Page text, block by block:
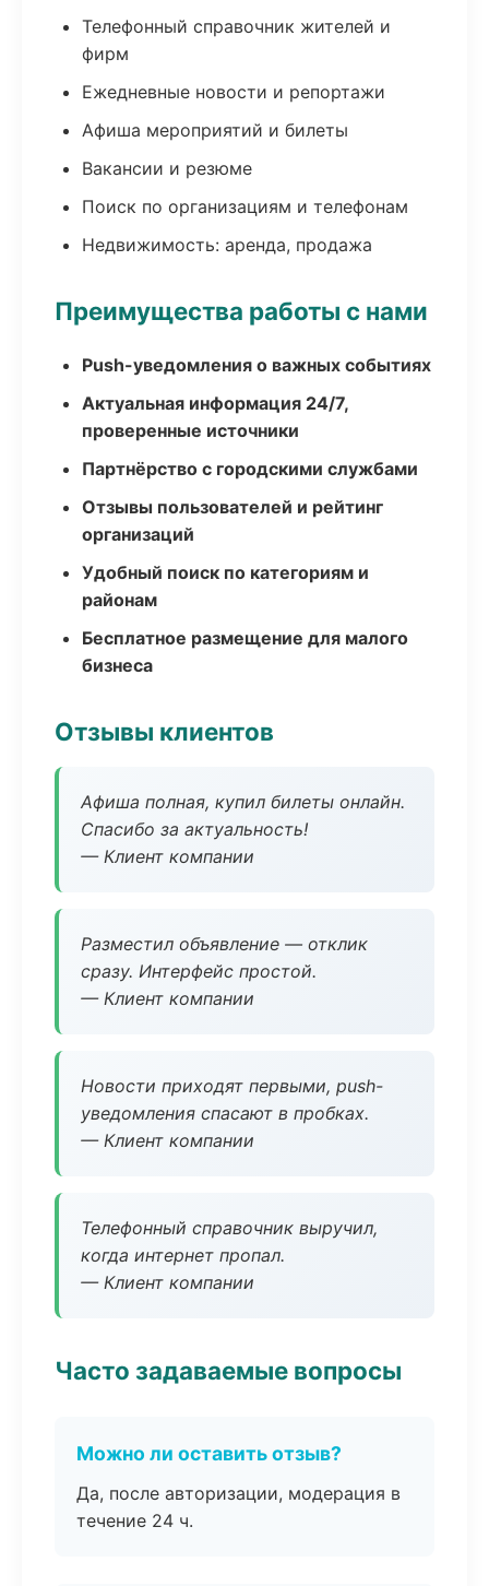
Телефонный справочник жителей и
фирм
Ежедневные новости и репортажи
Афиша мероприятий и билеты
Вакансии и резюме
Поиск по организациям и телефонам
Недвижимость: аренда, продажа
Преимущества работы с нами
Push-уведомления о важных событиях
Актуальная информация 24/7,
проверенные источники
Партнёрство с городскими службами
Отзывы пользователей и рейтинг
организаций
Удобный поиск по категориям и
районам
Бесплатное размещение для малого
бизнеса
Отзывы клиентов
Афиша полная, купил билеты онлайн.
Спасибо за актуальность!
— Клиент компании
Разместил объявление — отклик
сразу. Интерфейс простой.
— Клиент компании
Новости приходят первыми, push-
уведомления спасают в пробках.
— Клиент компании
Телефонный справочник выручил,
когда интернет пропал.
— Клиент компании
Часто задаваемые вопросы
Можно ли оставить отзыв?
Да, после авторизации, модерация в
течение 24 ч.